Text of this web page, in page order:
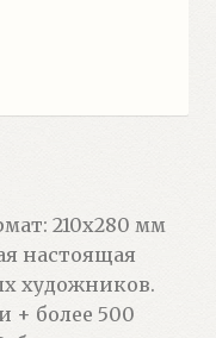
210х280 мм
настоящая
художников.
+ более 500